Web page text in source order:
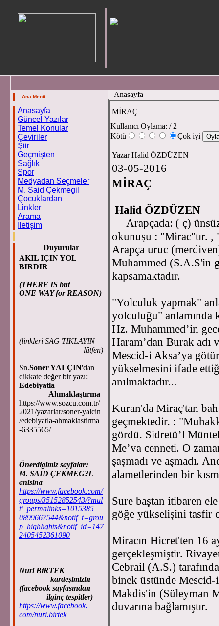
:: Ana Menü
Anasayfa
Güncel Yazılar
Temel Konular
Çeviriler
Şiir
Geçmişten
Sağlık
Spor
Medyadan Seçmeler
M. Said Çekmegil
Çocuklardan
Linkler
Arama
İletişim
Duyurular
AKIL IÇIN YOL
BIRDIR
(THERE IS but
ONE WAY for REASON)
(linkleri SAG TIKLAYIN
lütfen)
Sn.Soner YALÇIN'dan
dikkate değer bir yazı:
Edebiyatla
Ahmaklaştırma
https://www.sozcu.com.tr/
2021/yazarlar/soner-yalcin
/edebiyatla-ahmaklastirma
-6335565/
Önerdigimiz sayfalar:
M. SAID ÇEKMEG?L
anisina
https://www.facebook.com/
groups/35152852543/?mul
ti_permalinks=1015385
0899667544&notif_t=grou
p_highlights&notif_id=147
2405452361090
Nuri BiRTEK
kardeşimizin
(facebook sayfasından
ilginç tespitler)
https://www.facebook.
com/nuri.birtek
Anasayfa
MİRAÇ
Kullanıcı Oylama: / 2
Kötü
Çok iyi
Yazar Halid ÖZDÜZEN
03-05-2016
MİRAÇ
Halid ÖZDÜZEN
Arapçada: ( ç) ünsüz
okunuşu : "Mirac"tır. ,
Arapça uruc
Muhammed (S.A.S'in
kapsamaktadır.
"Yolculuk yapmak"
yolculuğu" anlamında
Hz. Muhammed’in
Haram’dan Burak adı
Mescid-i Aksa’ya
yükselmesini ifade
anılmaktadır...
Kuran'da Miraç'tan
geçmektedir. :
gördü. Sidretü’l
Me’va cenneti. O
şaşmadı ve aşmadı.
alametlerinden bir
Sure baştan itibaren
göğe yükselişini tasfir
Miracın Hicret'ten 16
gerçekleşmiştir.
Cebrail (A.S.)
binek üstünde
Makdis'in (Süleyman
duvarına bağlamıştır.